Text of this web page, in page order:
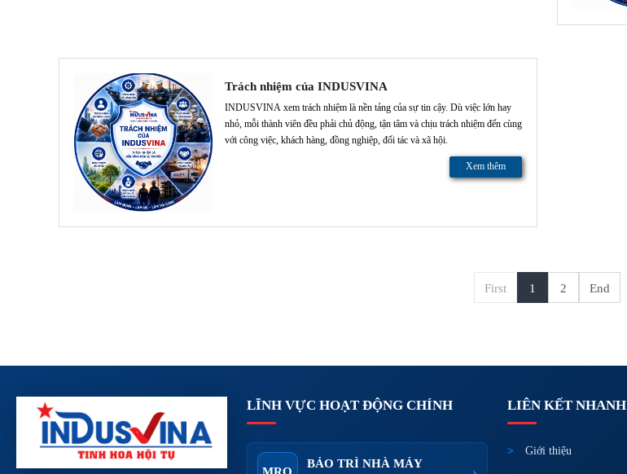
Trách nhiệm của INDUSVINA
INDUSVINA xem trách nhiệm là nền tảng của sự tin cậy. Dù việc lớn hay
nhỏ, mỗi thành viên đều phải chủ động, tận tâm và chịu trách nhiệm đến cùng
với công việc, khách hàng, đồng nghiệp, đối tác và xã hội.
Xem thêm
First 1 2 End
LĨNH VỰC HOẠT ĐỘNG CHÍNH
BẢO TRÌ NHÀ MÁY
LIÊN KẾT NHANH
Giới thiệu